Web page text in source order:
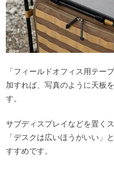
「フィールドオフィス用テー
加すれば、写真のように天板
す。
サブディスプレイなどを置く
「デスクは広いほうがいい」
すすめです。